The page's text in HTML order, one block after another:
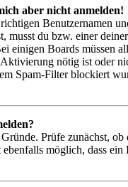
aber nicht anmelden!
Benutzernamen
musst du bzw. einer
einigen Boards müssen
nötig ist oder
Spam-Filter blockiert
Prüfe zunächst,
möglich, dass